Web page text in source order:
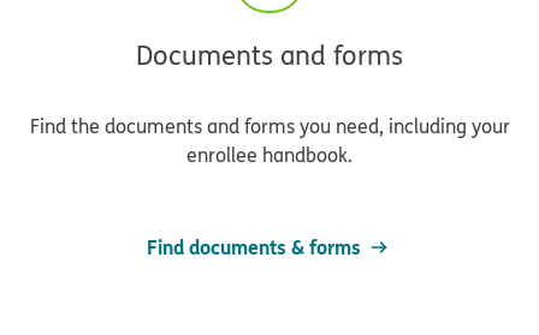
Documents and forms
Find the documents and forms you need, including your
enrollee handbook.
Find documents & forms